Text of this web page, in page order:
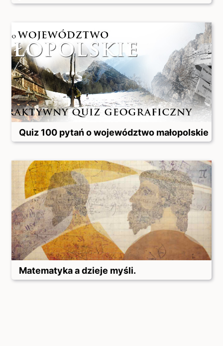
Quiz 100 pytań o województwo małopolskie
Matematyka a dzieje myśli.